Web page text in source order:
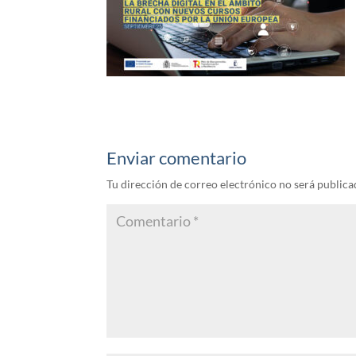
Enviar comentario
Tu dirección de correo electrónico no será